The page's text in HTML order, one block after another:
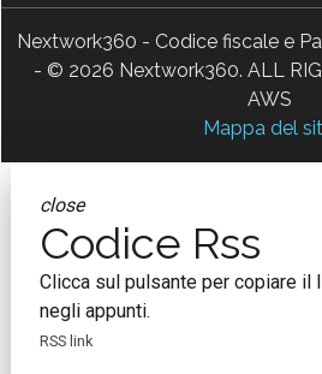
Nextwork360 - Codice fiscale e
- © 2026 Nextwork360. ALL
AWS
Mappa del
close
Codice Rss
Clicca sul pulsante per copiare il
negli appunti.
RSS link